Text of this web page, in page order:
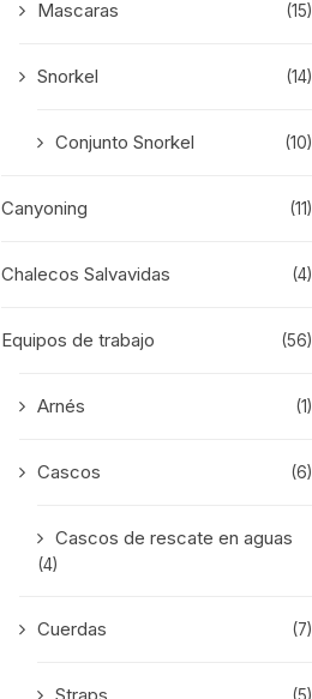
Mascaras (15)
Snorkel (14)
Conjunto Snorkel (10)
Canyoning (11)
Chalecos Salvavidas (4)
Equipos de trabajo (56)
Arnés (1)
Cascos (6)
Cascos de rescate en aguas
(4)
Cuerdas (7)